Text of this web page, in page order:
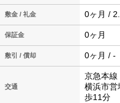
敷金 / 礼金 0ヶ月 /
保証金 0ヶ月
敷引 / 償却 0ヶ月 / -
交通
京急本線
横浜市営
歩11分